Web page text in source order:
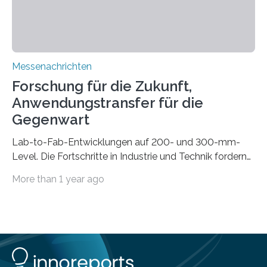
Messenachrichten
Forschung für die Zukunft,
Anwendungstransfer für die
Gegenwart
Lab-to-Fab-Entwicklungen auf 200- und 300-mm-
Level. Die Fortschritte in Industrie und Technik fordern
Mikrochips, sowohl aus technischer, wirtschaftlicher, als
dabei als starker Partner der Industrie etabliert. Das
Serviceangebot umfasst alle Schritte »from lab to fab«
More than 1 year ago